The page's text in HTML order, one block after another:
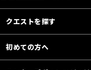
クエストを探す
初めての方へ